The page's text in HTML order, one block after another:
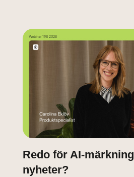
Redo för AI-
nyheter?